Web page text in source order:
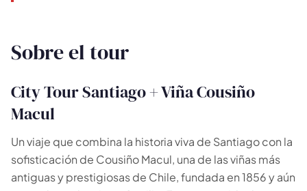
Sobre el tour
City Tour Santiago + Viña Cousiño
Macul
Un viaje que combina la historia viva de Santiago con la
sofisticación de Cousiño Macul, una de las viñas más
antiguas y prestigiosas de Chile, fundada en 1856 y aún
🗺️
Tus experiencias aparecen aquí